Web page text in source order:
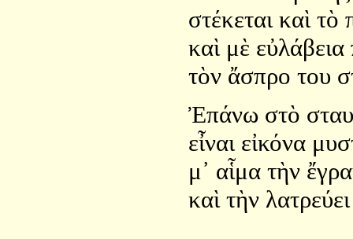
στέκεται καὶ
καὶ μὲ
τὸν ἄσπρο του
Ἐπάνω στὸ
εἶναι εἰκόνα
μ᾿ αἷμα τὴν
καὶ τὴν